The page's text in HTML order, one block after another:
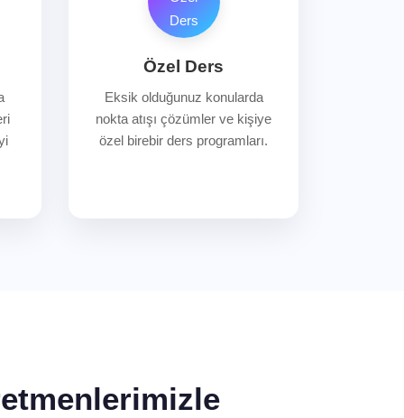
Özel Ders
Eksik olduğunuz konularda
nokta atışı çözümler ve kişiye
özel birebir ders programları.